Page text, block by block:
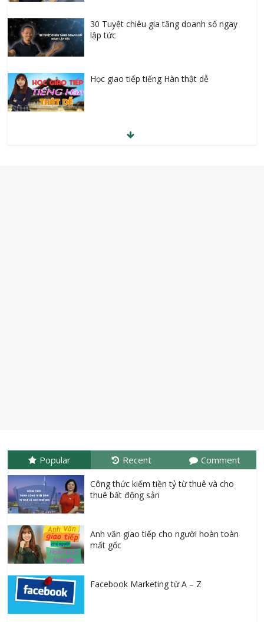
30 Tuyệt chiêu gia tăng doanh số ngay
lập tức
Học giao tiếp tiếng Hàn thật dễ
Học SEO lên Top cùng chuyên gia
Popular Recent Comment
Công thức kiếm tiền tỷ từ thuê và cho
thuê bất động sản
Anh văn giao tiếp cho người hoàn toàn
mất gốc
Facebook Marketing từ A – Z